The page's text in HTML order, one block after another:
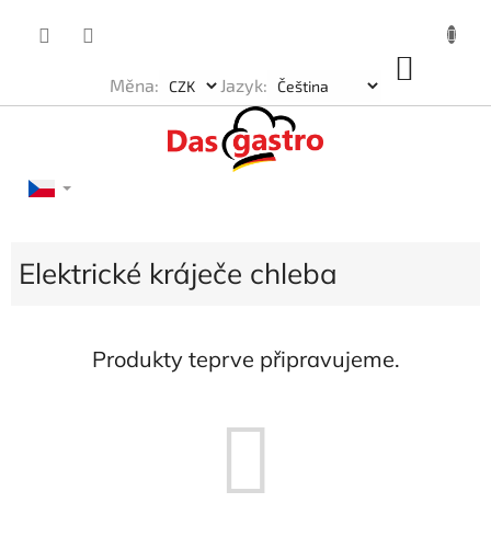
Měna: Jazyk:
Elektrické kráječe chleba
Produkty teprve připravujeme.